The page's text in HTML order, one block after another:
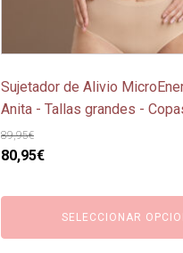
Sujetador de Alivio
Anita - Tallas grandes -
89,95€
El
original
89,95€.
80,95€El
actual
es:
80,95€.
SELECCIONAR
de
producto